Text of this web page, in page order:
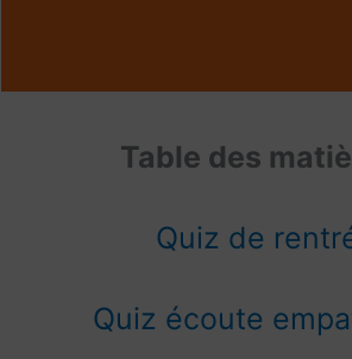
Table des
Quiz de
Quiz écoute